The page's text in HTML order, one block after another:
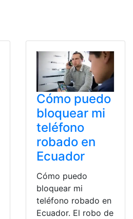
Cómo puedo
bloquear mi
teléfono
robado en
Ecuador
Cómo puedo
bloquear mi
teléfono robado en
Ecuador. El robo de